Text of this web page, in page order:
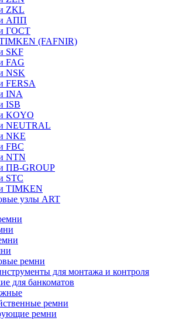
ZKL
АПП
ГОСТ
(FAFNIR)
SKF
FAG
NSK
FERSA
INA
ISB
KOYO
NEUTRAL
NKE
FBC
NTN
ПВ-GROUP
STC
TIMKEN
узлы ART
ремни
для монтажа и контроля
для банкоматов
ремни
ремни